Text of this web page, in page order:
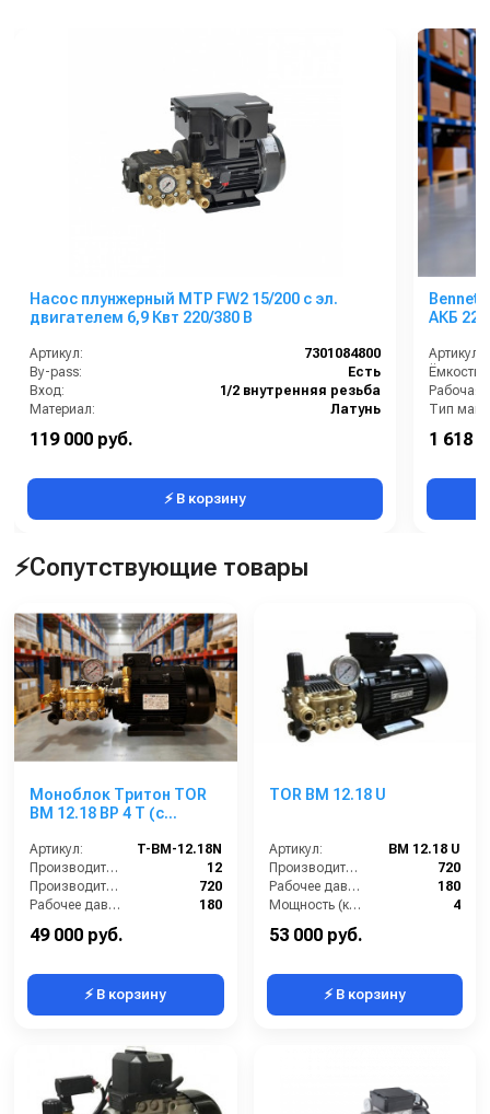
Насос плунжерный MTP FW2 15/200 с эл.
двигателем 6,9 Квт 220/380 В
Артикул:
7301084800
By-pass:
Есть
Вход:
1/2 внутренняя резьба
Материал:
Латунь
Производительность (л/ч):
119 000 руб.
⚡ В корзину
АКБ
Артикул:
Тип
1 618
⚡Сопутствующие товары
Моноблок Тритон TOR
ВМ 12.18 ВР 4 Т (с
аварийным
регулятором давления
SVL17 170 бар, без
электрики)
Артикул:
T-BM-12.18N
Производительность (л/мин):
12
Производительность (л/ч):
720
Рабочее давление (бар):
180
Мощность (кВт):
49 000 руб.
⚡ В корзину
TOR BM 12.18 U
Артикул:
BM 12.18 U
Производительность (л/ч):
720
Рабочее давление (бар):
180
Мощность (кВт):
4
Электропитание (В):
53 000 руб.
⚡ В корзину